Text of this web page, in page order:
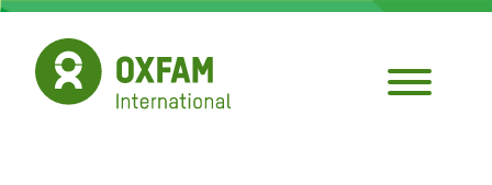
Aller
contenu
principal